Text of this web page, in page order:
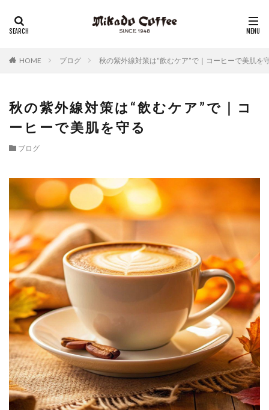
HOME ブログ 秋の紫外線対策は“飲むケア”で｜コーヒーで美肌を
秋の紫外線対策は“飲むケア”で｜コ
ーヒーで美肌を守る
ブログ
リキッドコーヒー アイスコーヒー
チーズケーキ